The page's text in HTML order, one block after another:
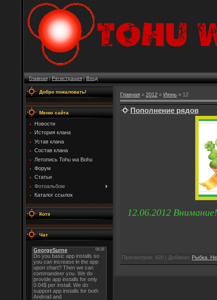
Главная|Регистрация|Вход
Добро пожаловать!
Меню сайта
Новости
История клана
Устав клана
Состав клана
Летопись Tohu wa Bohu
Форум
Статьи
Фотоальбом
Каталог ссылок
Котэ
Чат
Главная » 2012 » Июнь » 12
Пополнение рядов
12.06.2012
Просмотров: 420 | Добавил: